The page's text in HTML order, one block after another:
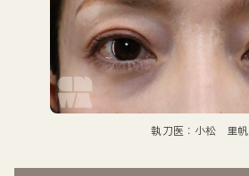
執刀医：小松 里帆